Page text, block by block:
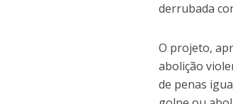
derrubada
O projeto,
abolição
de penas